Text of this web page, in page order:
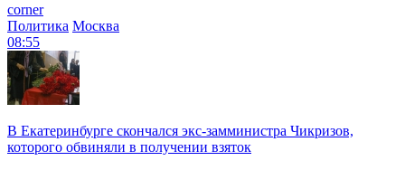
corner
Политика Москва
08:55
В Екатеринбурге скончался экс-замминистра Чикризов,
которого обвиняли в получении взяток